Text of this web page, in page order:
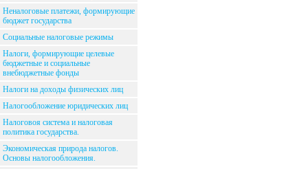
Неналоговые платежи, формирующие
бюджет государства
Социальные налоговые режимы
Налоги, формирующие целевые
бюджетные и социальные
внебюджетные фонды
Налоги на доходы физических лиц
Налогообложение юридических лиц
Налоговоя система и налоговая
политика государства.
Экономическая природа налогов.
Основы налогообложения.